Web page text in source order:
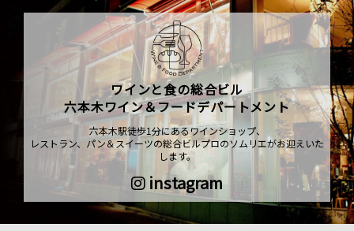
ワインと食の総合ビル
六本木ワイン＆フードデパートメント
六本木駅徒歩1分にあるワインショップ、
レストラン、パン＆スイーツの総合ビルプロのソムリエがお迎えいた
します。
instagram